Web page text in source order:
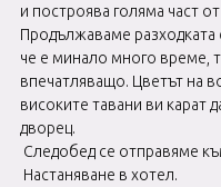
и построява голяма част
Продължаваме разходката
че е минало много време,
впечатляващо. Цветът на
високите тавани ви карат
дворец.
Следобед се отправяме
Настаняване в хотел.